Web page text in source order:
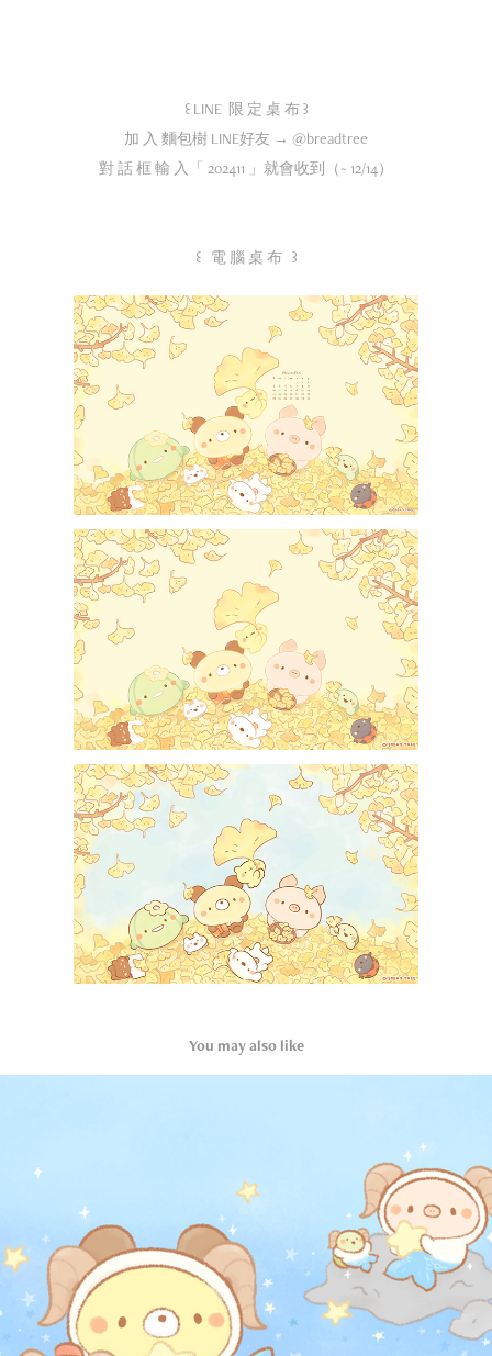
꒰ LINE 限 定 桌 布 ꒱
加 入 麵包樹 LINE好友 → @breadtree
對 話 框 輸 入「 202411 」就會收到（~ 12/14）
꒰ 電 腦 桌 布 ꒱
You may also like
Capricornus 摩羯座